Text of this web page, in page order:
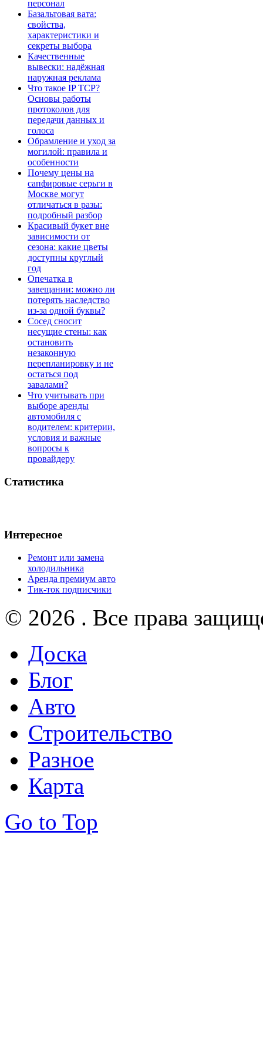
персонал
Базальтовая вата:
свойства,
характеристики и
секреты выбора
Качественные
вывески: надёжная
наружная реклама
Что такое IP TCP?
Основы работы
протоколов для
передачи данных и
голоса
Обрамление и уход за
могилой: правила и
особенности
Почему цены на
сапфировые серьги в
Москве могут
отличаться в разы:
подробный разбор
Красивый букет вне
зависимости от
сезона: какие цветы
доступны круглый
год
Опечатка в
завещании: можно ли
потерять наследство
из-за одной буквы?
Сосед сносит
несущие стены: как
остановить
незаконную
перепланировку и не
остаться под
завалами?
Что учитывать при
выборе аренды
автомобиля с
водителем: критерии,
условия и важные
вопросы к
провайдеру
Статистика
Интересное
Ремонт или замена
холодильника
Аренда премиум авто
Тик-ток подписчики
© 2026 . Все права
Доска
Блог
Авто
Строительство
Разное
Карта
Go to Top